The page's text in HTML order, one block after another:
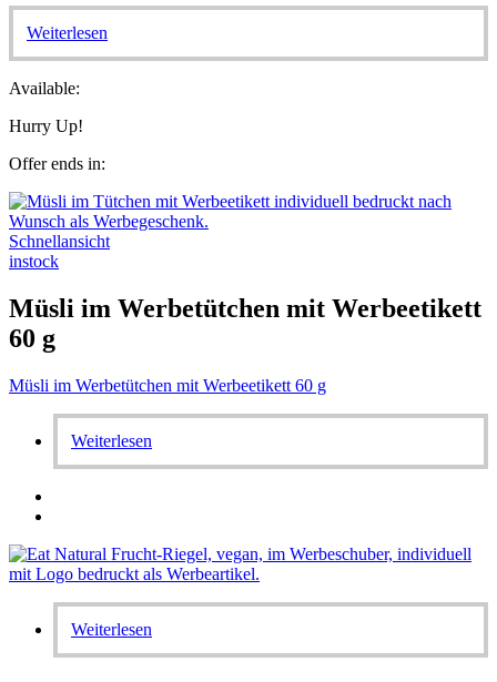
Weiterlesen
Available:
Hurry Up!
Offer ends in:
Schnellansicht
instock
Müsli im Werbetütchen mit Werbeetikett
60 g
Müsli im Werbetütchen mit Werbeetikett 60 g
Weiterlesen
Weiterlesen